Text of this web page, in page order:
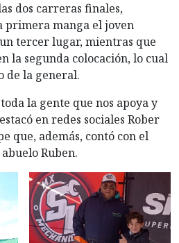
dos carreras finales,
primera manga el joven
tercer lugar, mientras que
la segunda colocación, lo cual
de la general.
la gente que nos apoya y
en redes sociales Rober
que, además, contó con el
Ruben.